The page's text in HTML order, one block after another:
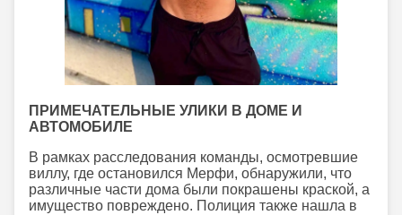
ПРИМЕЧАТЕЛЬНЫЕ УЛИКИ В ДОМЕ И
АВТОМОБИЛЕ
В рамках расследования команды, осмотревшие
виллу, где остановился Мерфи, обнаружили, что
различные части дома были покрашены краской, а
имущество повреждено. Полиция также нашла в